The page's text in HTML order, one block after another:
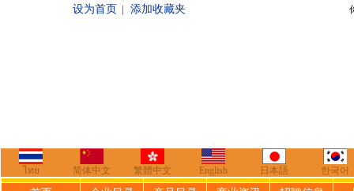
设为首页 添加收藏夹 你好，欢迎来到
ไทย 简体中文 繁體中文 English 日本語 한국어